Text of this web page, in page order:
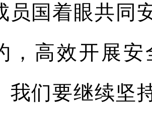
员国着眼共同
，高效开展
我们要继续坚